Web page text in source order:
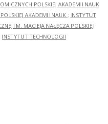
POLSKIEJ AKADEMII NAUK
AKADEMII NAUK ; INSTYTUT
IM. MACIEJA NAŁĘCZA POLSKIEJ
INSTYTUT TECHNOLOGII